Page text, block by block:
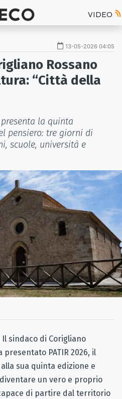
VIDEO
13-05-2026 04:05
Rossano
“Città della
la quinta
pensiero: tre giorni di
scuole, università e
Il sindaco di Corigliano
presentato PATIR 2026, il
sua quinta edizione e
un vero e proprio
di partire dal territorio